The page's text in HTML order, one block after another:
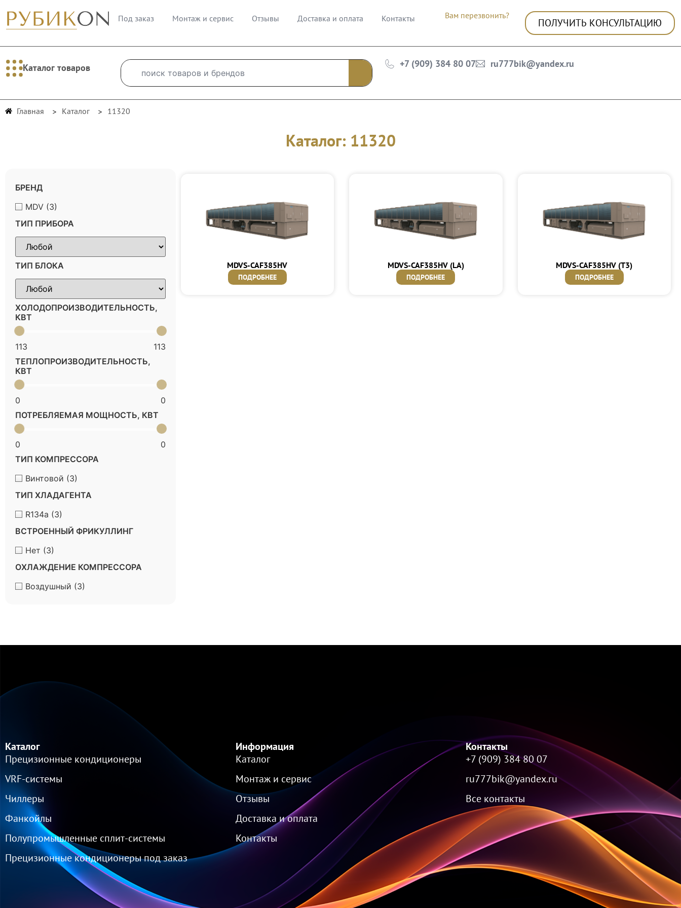
Под заказ Монтаж и сервис Отзывы Доставка и оплата Контакты Вам перезвонить?
ПОЛУЧИТЬ КОНСУЛЬТАЦИЮ
Каталог товаров +7 (909) 384 80 07 ru777bik@yandex.ru
Главная Каталог 11320
Каталог: 11320
БРЕНД
MDV (3)
ТИП ПРИБОРА
ТИП БЛОКА
ХОЛОДОПРОИЗВОДИТЕЛЬНОСТЬ,
КВТ
113
113
ТЕПЛОПРОИЗВОДИТЕЛЬНОСТЬ,
КВТ
0
0
ПОТРЕБЛЯЕМАЯ МОЩНОСТЬ, КВТ
0
0
ТИП КОМПРЕССОРА
Винтовой (3)
ТИП ХЛАДАГЕНТА
R134a (3)
ВСТРОЕННЫЙ ФРИКУЛЛИНГ
Нет (3)
ОХЛАЖДЕНИЕ КОМПРЕССОРА
Воздушный (3)
MDVS-CAF385HV
ПОДРОБНЕЕ
MDVS-CAF385HV (LA)
ПОДРОБНЕЕ
MDVS-CAF385HV (T3)
ПОДРОБНЕЕ
Каталог
Прецизионные кондиционеры
VRF-cистемы
Чиллеры
Фанкойлы
Полупромышленные сплит-системы
Прецизионные кондиционеры под заказ
Информация
Каталог
Монтаж и сервис
Отзывы
Доставка и оплата
Контакты
Контакты
+7 (909) 384 80 07
ru777bik@yandex.ru
Все контакты